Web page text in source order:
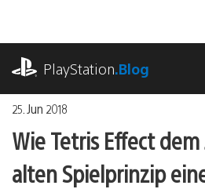
springen
PlayStation.Blog
25. Jun 2018
Wie Tetris Effect
alten Spielprinzip